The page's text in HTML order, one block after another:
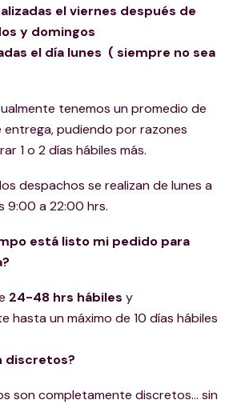
el viernes después de
y domingos
el día lunes ( siempre no sea
tenemos un promedio de
entrega, pudiendo por razones
1 o 2 días hábiles más.
despachos se realizan de lunes a
9:00 a 22:00 hrs.
está listo mi pedido para
24-48 hrs hábiles y
hasta un máximo de 10 días hábiles
discretos?
son completamente discretos... sin